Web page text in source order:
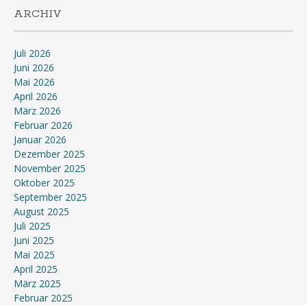
ARCHIV
Juli 2026
Juni 2026
Mai 2026
April 2026
März 2026
Februar 2026
Januar 2026
Dezember 2025
November 2025
Oktober 2025
September 2025
August 2025
Juli 2025
Juni 2025
Mai 2025
April 2025
März 2025
Februar 2025